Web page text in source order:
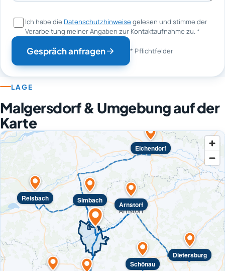
Ich habe die Datenschutzhinweise gelesen und stimme der
Verarbeitung meiner Angaben zur Kontaktaufnahme zu.*
Gespräch anfragen * Pflichtfelder
LAGE
Malgersdorf & Umgebung auf der
Karte
Simbach Arnstorf
Schönau
Reisbach
Eichendorf
Dietersburg